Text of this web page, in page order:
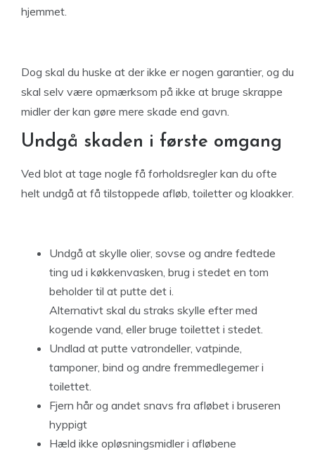
hjemmet.
Dog skal du huske at der ikke er nogen garantier, og du
skal selv være opmærksom på ikke at bruge skrappe
midler der kan gøre mere skade end gavn.
Undgå skaden i første omgang
Ved blot at tage nogle få forholdsregler kan du ofte
helt undgå at få tilstoppede afløb, toiletter og kloakker.
Undgå at skylle olier, sovse og andre fedtede
ting ud i køkkenvasken, brug i stedet en tom
beholder til at putte det i.
Alternativt skal du straks skylle efter med
kogende vand, eller bruge toilettet i stedet.
Undlad at putte vatrondeller, vatpinde,
tamponer, bind og andre fremmedlegemer i
toilettet.
Fjern hår og andet snavs fra afløbet i bruseren
hyppigt
Hæld ikke opløsningsmidler i afløbene